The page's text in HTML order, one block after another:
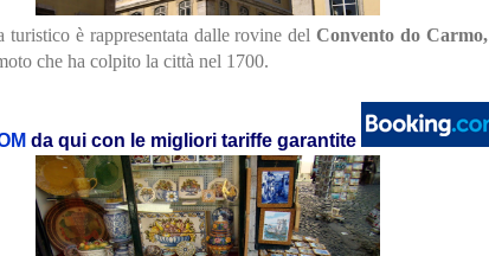
è rappresentata dalle rovine delConvento do Carmo,
che ha colpito la città nel 1700.
da qui con le migliori tariffe garantite